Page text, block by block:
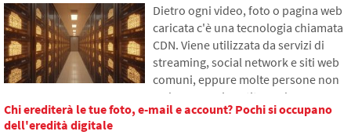
linguistici, perché a volte generano
risposte false e come i
programmatori cercano di ridurre
gradualmente questo problema.
Dietro ogni video, foto o pagina web
caricata c'è una tecnologia chiamata
CDN. Viene utilizzata da servizi di
streaming, social network e siti web
comuni, eppure molte persone non
ne hanno mai sentito parlare.
Nell'articolo spiegheremo cosa
Chi erediterà le tue foto, e-mail e account? Pochi si occupano
dell'eredità digitale